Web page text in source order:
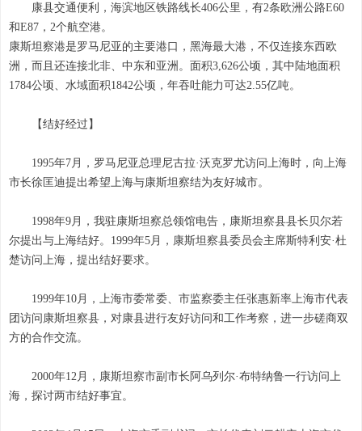
康县交通便利，海滨地区铁路线长406公里，有2条欧洲公路E60
和E87，2个航空港。
康斯坦察港是罗马尼亚的主要港口，黑海最大港，不仅连接东西欧
洲，而且还连接北非、中东和亚洲。面积3,626公顷，其中陆地面积
1784公顷、水域面积1842公顷，年吞吐能力可达2.55亿吨。
【结好经过】
1995年7月，罗马尼亚总理尼古拉·沃克罗尤访问上海时，向上海
市长徐匡迪提出希望上海与康斯坦察结为友好城市。
1998年9月，我驻康斯坦察总领馆电告，康斯坦察县县长贝尔若
尔提出与上海结好。1999年5月，康斯坦察县委员会主席斯特利安·杜
楚访问上海，提出结好要求。
1999年10月，上海市委常委、市监察委主任张惠新率上海市代表
团访问康斯坦察县，对康县进行友好访问和工作考察，进一步磋商双
方的合作交流。
2000年12月，康斯坦察市副市长阿乌列尔·布特纳鲁一行访问上
海，探讨两市结好事宜。